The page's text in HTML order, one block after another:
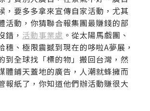
，要多多拿來宣傳自家活動，尤其
活動，你猜聯合報集團最賺錢的部
錯， 活動事業處 。從太陽馬戲團、
穗、極限震撼到現在的哆啦A夢展，
到全球找「標的物」搬回台灣，然
體鋪天蓋地的廣告，人潮就蜂擁而
報紙了，你知道他們辦活動賺很大